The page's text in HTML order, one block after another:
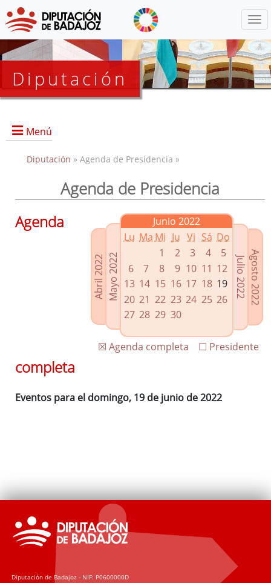
Diputación
Menú
Presidencia
Grupos Políticos
Enlaces relacionados
Agenda de Presidencia
Plenos provinciales y Juntas de gobierno
Oficina de Proyectos Europeos
Diputación » Agenda de Presidencia »
Agenda de Presidencia
Abril 2022Mayo 2022
Junio 2022
Lu Ma Mi Ju Vi Sá Do
1
2 3 4
5
6
7 8 9 10 11 12
13 14 15 16 17 18 19
20 21 22 23 24 25 26
27 28 29 30
Agosto 2022
Julio 2022
☐ Presidente
☒ Agenda completa
Agenda
completa
Eventos para el domingo, 19 de junio de 2022
Diputación de Badajoz - NIF: P0600000D